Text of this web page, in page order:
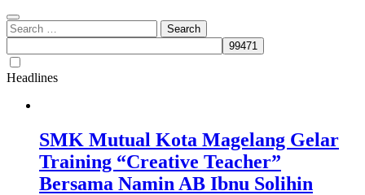
Search
for:
Headlines
SMK Mutual Kota Magelang Gelar
Training “Creative Teacher”
Bersama Namin AB Ibnu Solihin